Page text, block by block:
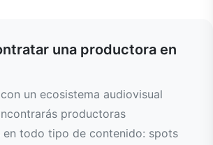
una productora en
un ecosistema audiovisual
productoras
en todo tipo de contenido: spots